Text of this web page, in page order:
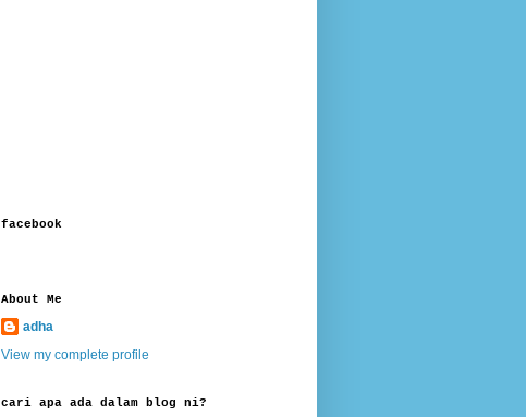
facebook
About Me
adha
View my complete profile
cari apa ada dalam blog ni?